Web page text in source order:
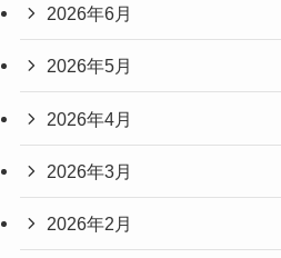
2026年6月
2026年5月
2026年4月
2026年3月
2026年2月